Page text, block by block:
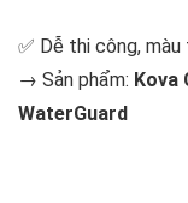
✅ Dễ thi công,
→ Sản phẩm: Kova
WaterGuard